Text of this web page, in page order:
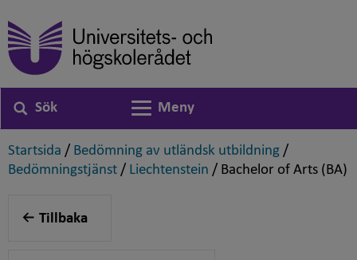
Sök
Växla navigering
Meny
Startsida ,
/ Bedömning av utländsk utbildning ,
/
Bedömningstjänst ,
/ Liechtenstein ,
/ Bachelor of Arts (BA)
Tillbaka